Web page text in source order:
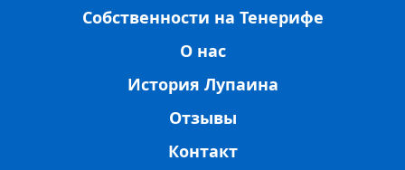
Собственности на Тенерифе
О нас
История Лупаина
Отзывы
Контакт